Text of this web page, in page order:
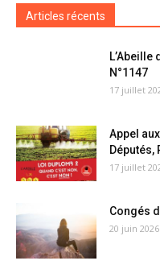
Articles récents
N°1147
17 juillet
Appel
Députés,
17 juillet
Congés
20 juin 2026